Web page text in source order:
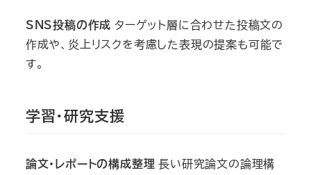
SNS投稿の作成 ターゲット層に合わせた投稿文の
作成や、炎上リスクを考慮した表現の提案も可能で
す。
学習・研究支援
論文・レポートの構成整理 長い研究論文の論理構